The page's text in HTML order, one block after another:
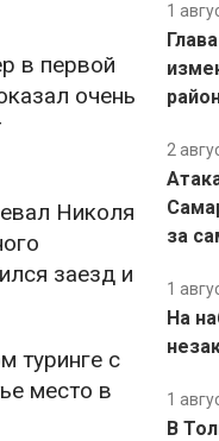
в первой
очень
Николя
заезд и
туринге с
место в
1
2
за
1
На
1
В